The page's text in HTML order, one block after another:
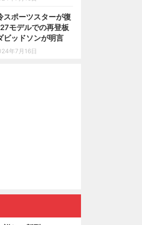
スポーツスターが復
モデルでの再登板
ビッドソンが明言
年7月16日